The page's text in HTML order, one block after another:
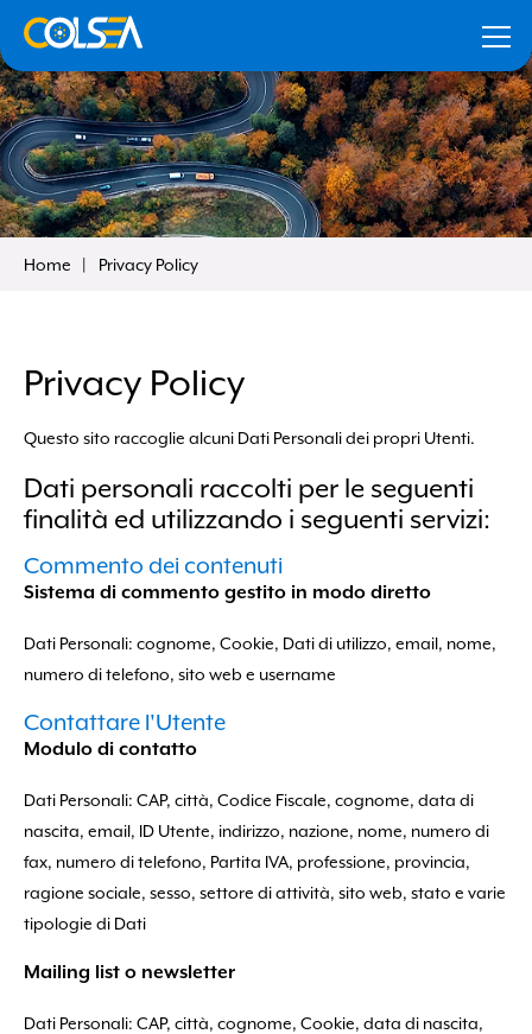
Ricordami
Home Privacy Policy
Privacy Policy
Questo sito raccoglie alcuni Dati Personali dei propri Utenti.
Dati personali raccolti per le seguenti
finalità ed utilizzando i seguenti servizi:
Commento dei contenuti
Sistema di commento gestito in modo diretto
Dati Personali: cognome, Cookie, Dati di utilizzo, email, nome,
numero di telefono, sito web e username
Contattare l'Utente
Modulo di contatto
Dati Personali: CAP, città, Codice Fiscale, cognome, data di
nascita, email, ID Utente, indirizzo, nazione, nome, numero di
fax, numero di telefono, Partita IVA, professione, provincia,
ragione sociale, sesso, settore di attività, sito web, stato e varie
tipologie di Dati
Mailing list o newsletter
Dati Personali: CAP, città, cognome, Cookie, data di nascita,